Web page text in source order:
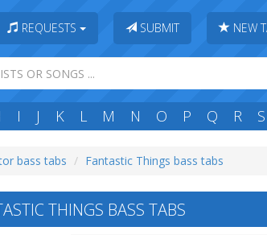
REQUESTS SUBMIT NEW
I J K L M N O P Q R S
bass tabs Fantastic Things bass tabs
THINGS BASS TABS